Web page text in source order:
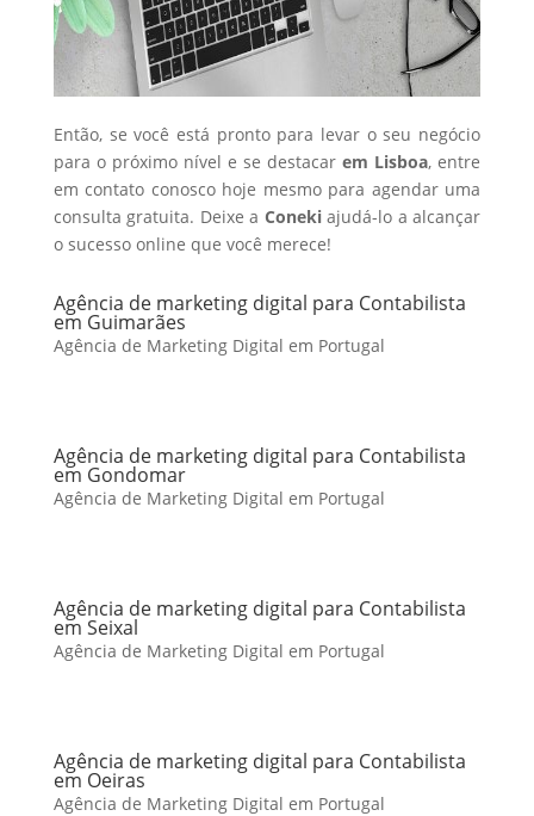
Então, se você está pronto para levar o seu negócio
para o próximo nível e se destacarem Lisboa, entre
em contato conosco hoje mesmo para agendar uma
consulta gratuita. Deixe a Conekiajudá-lo a alcançar
o sucesso online que você merece!
Agência de marketing digital para Contabilista
em Guimarães
Agência de Marketing Digital em Portugal
Agência de marketing digital para Contabilista
em Gondomar
Agência de Marketing Digital em Portugal
Agência de marketing digital para Contabilista
em Seixal
Agência de Marketing Digital em Portugal
Agência de marketing digital para Contabilista
em Oeiras
Agência de Marketing Digital em Portugal